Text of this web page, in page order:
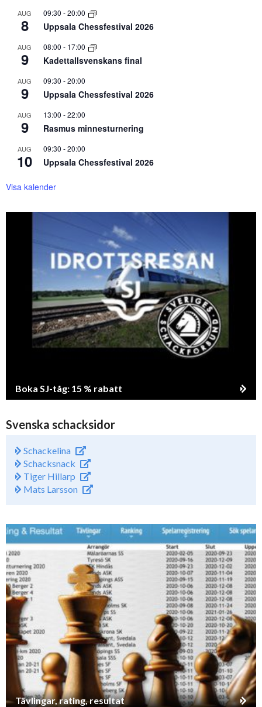
AUG
8
09:30 -20:00
Uppsala Chessfestival 2026
AUG
9
08:00 - 17:00
Kadettallsvenskans final
AUG
9
09:30 -20:00
Uppsala Chessfestival 2026
AUG
9
13:00 -22:00
Rasmus minnesturnering
AUG
10
09:30 -20:00
Uppsala Chessfestival 2026
Visa kalender
Boka SJ-tåg: 15 % rabatt
Svenska schacksidor
Schackelina
Schacksnack
Tiger Hillarp
Mats Larsson
Tävlingar, rating, resultat